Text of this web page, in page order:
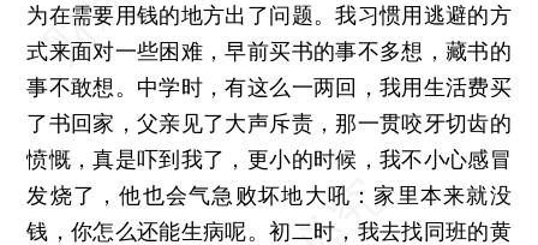
为在需要用钱的地方出了问题。我习惯用逃避的方
式来面对一些困难，早前买书的事不多想，藏书的
事不敢想。中学时，有这么一两回，我用生活费买
了书回家，父亲见了大声斥责，那一贯咬牙切齿的
愤慨，真是吓到我了，更小的时候，我不小心感冒
发烧了，他也会气急败坏地大吼：家里本来就没
钱，你怎么还能生病呢。初二时，我去找同班的黄